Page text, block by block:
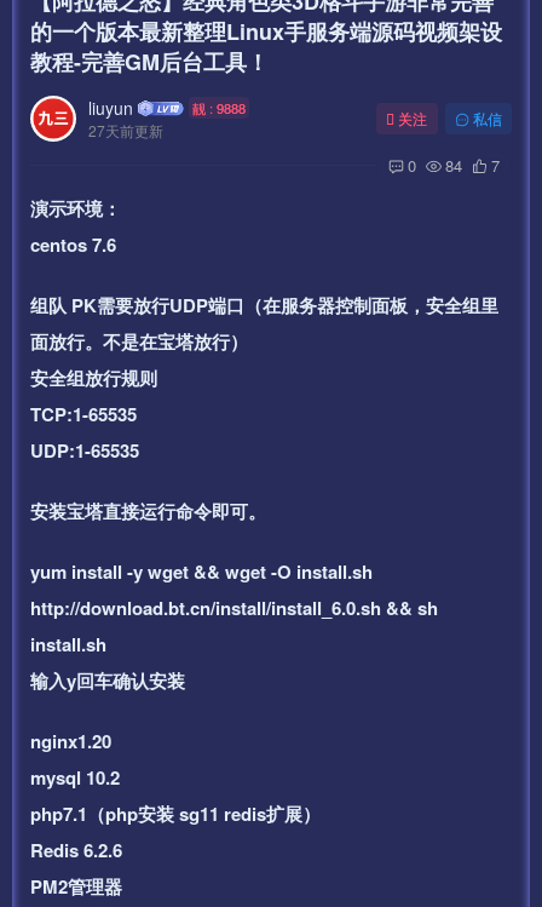
的一个版本最新整理Linux手服务端源码视频架设
教程-完善GM后台工具！
liuyun 靓 : 9888
27天前更新
关注 私信
0 84 7
演示环境：
centos 7.6
组队 PK需要放行UDP端口（在服务器控制面板，安全组里
面放行。不是在宝塔放行）
安全组放行规则
TCP:1-65535
UDP:1-65535
安装宝塔直接运行命令即可。
yum install -y wget && wget -O install.sh
http://download.bt.cn/install/install_6.0.sh && sh
install.sh
输入y回车确认安装
nginx1.20
mysql 10.2
php7.1（php安装 sg11 redis扩展）
Redis 6.2.6
PM2管理器